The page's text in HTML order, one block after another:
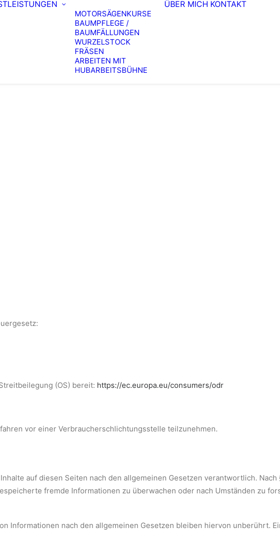
MOTORSÄGENKURSE
BAUMPFLEGE /
BAUMFÄLLUNGEN
WURZELSTOCK
FRÄSEN
ARBEITEN MIT
HUBARBEITSBÜHNE
ÜBER MICH KONTAKT
(OS) bereit: https://ec.europa.eu/consumers/odr
vor einer Verbraucherschlichtungsstelle teilzunehmen.
auf diesen Seiten nach den allgemeinen Gesetzen verantwortlich. Nach
fremde Informationen zu überwachen oder nach Umständen zu
Informationen nach den allgemeinen Gesetzen bleiben hiervon unberührt.